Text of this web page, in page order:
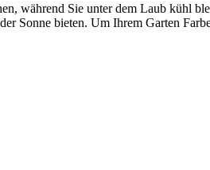
während Sie unter dem Laub kühl
Sonne bieten. Um Ihrem Garten